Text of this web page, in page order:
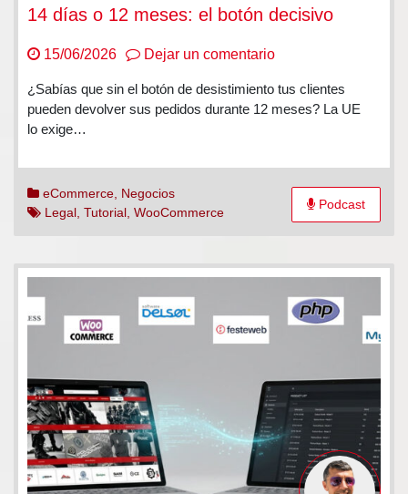
14 días o 12 meses: el botón decisivo
15/06/2026 Dejar un comentarioen
días
botón
¿Sabías que sin el botón de desistimiento tus clientes
pueden devolver sus pedidos durante 12 meses? La UE
lo exige…
eCommerce, Negocios
Legal, Tutorial, WooCommerce
Podcast